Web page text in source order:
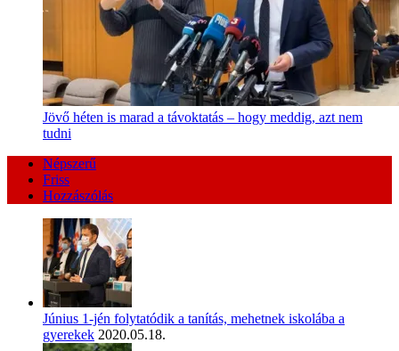
Jövő héten is marad a távoktatás – hogy meddig, azt nem
tudni
Népszerű
Friss
Hozzászólás
Június 1-jén folytatódik a tanítás, mehetnek iskolába a
gyerekek 2020.05.18.